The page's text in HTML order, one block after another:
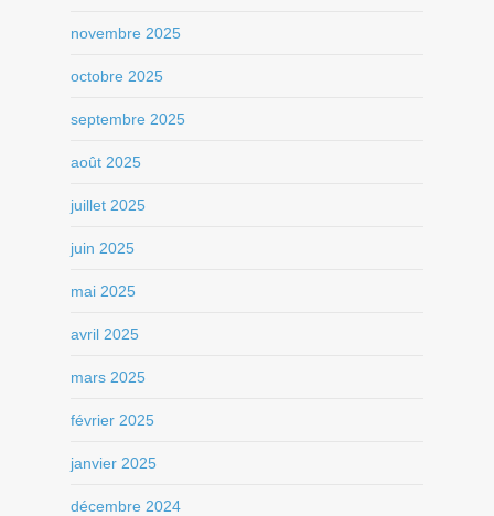
novembre 2025
octobre 2025
septembre 2025
août 2025
juillet 2025
juin 2025
mai 2025
avril 2025
mars 2025
février 2025
janvier 2025
décembre 2024